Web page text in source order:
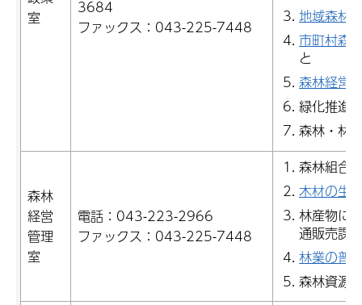
室
3684
ファックス：043-225-7448
地域森林
市町村森
と
森林経営
緑化推進
森林・林
森林
経営
管理
室
電話：043-223-2966
ファックス：043-225-7448
森林組合
木材の生
林産物に
通販売課
林業の普
森林資源